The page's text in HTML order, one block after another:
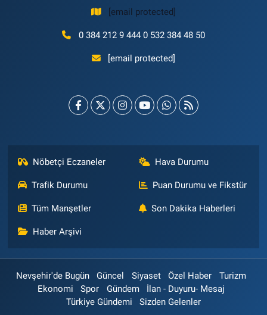
[email protected]
0 384 212 9 444 0 532 384 48 50
[email protected]
Nöbetçi Eczaneler Hava Durumu
Trafik Durumu Puan Durumu ve Fikstür
Tüm Manşetler Son Dakika Haberleri
Haber Arşivi
Nevşehir'de Bugün Güncel Siyaset Özel Haber
Turizm
Ekonomi
Spor Gündem
İlan - Duyuru- Mesaj
Türkiye Gündemi
Sizden Gelenler